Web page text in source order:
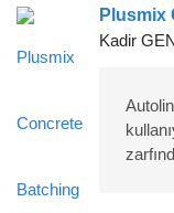
Plusmix
Kadir